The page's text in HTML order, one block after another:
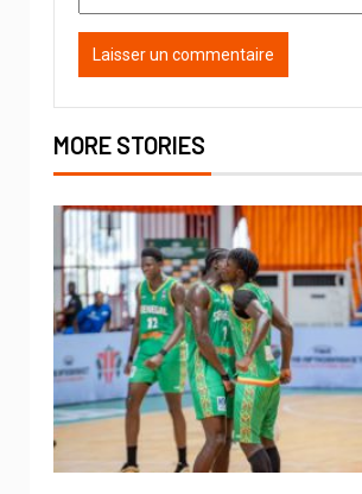
MORE STORIES